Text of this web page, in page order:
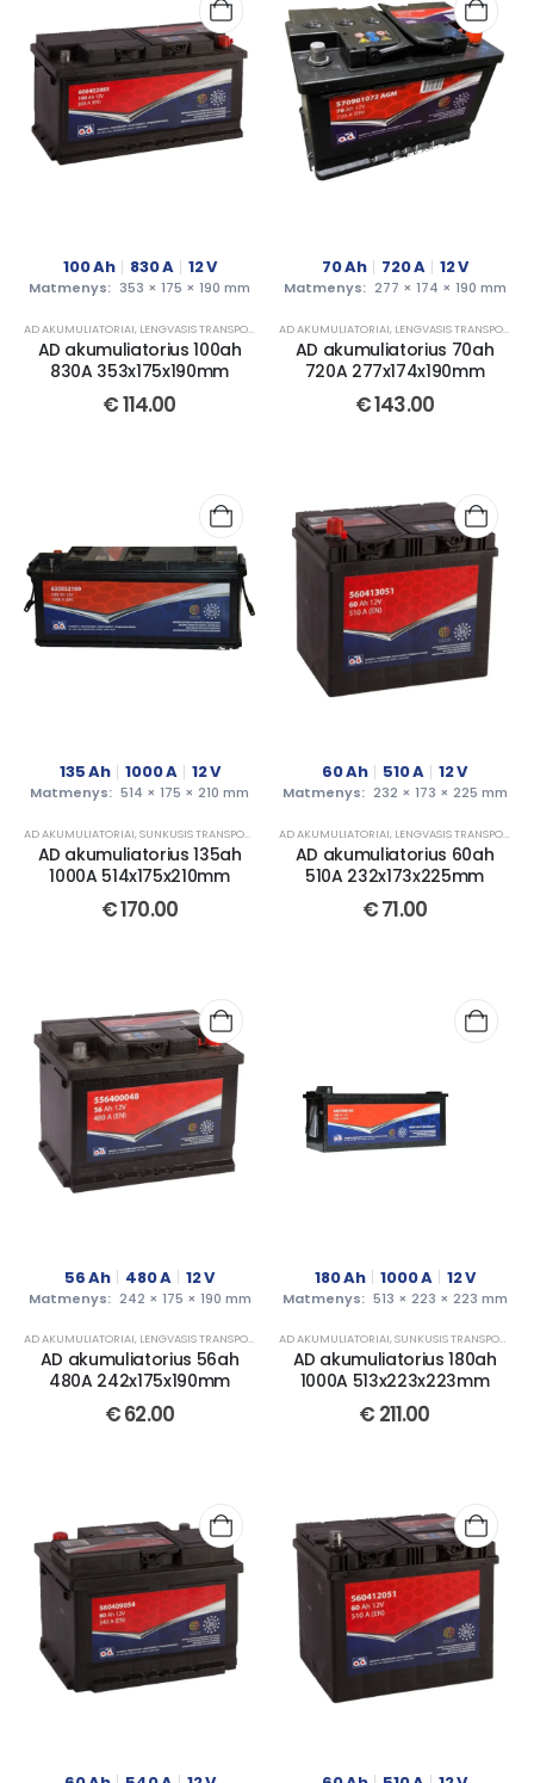
100Ah 830A 12V
Matmenys: 353 × 175 × 190 mm
AD AKUMULIATORIAI, LENGVASIS TRANSPORTAS
AD akumuliatorius 100ah
830A 353x175x190mm
€114.00
70Ah 720A 12V
Matmenys: 277 × 174 × 190 mm
AD AKUMULIATORIAI, LENGVASIS TRANSPORTAS
AD akumuliatorius 70ah
720A 277x174x190mm
€143.00
135Ah 1000A 12V
Matmenys: 514 × 175 × 210 mm
AD AKUMULIATORIAI,SUNKUSIS TRANSPORTAS
AD akumuliatorius 135ah
1000A 514x175x210mm
€170.00
60Ah 510A 12V
Matmenys: 232 × 173 × 225 mm
AD AKUMULIATORIAI, LENGVASIS TRANSPORTAS
AD akumuliatorius 60ah
510A 232x173x225mm
€71.00
56Ah 480A 12V
Matmenys: 242 × 175 × 190 mm
AD AKUMULIATORIAI, LENGVASIS TRANSPORTAS
AD akumuliatorius 56ah
480A 242x175x190mm
€62.00
180Ah 1000A 12V
Matmenys: 513 × 223 × 223 mm
AD AKUMULIATORIAI,SUNKUSIS TRANSPORTAS
AD akumuliatorius 180ah
1000A 513x223x223mm
€ 211.00